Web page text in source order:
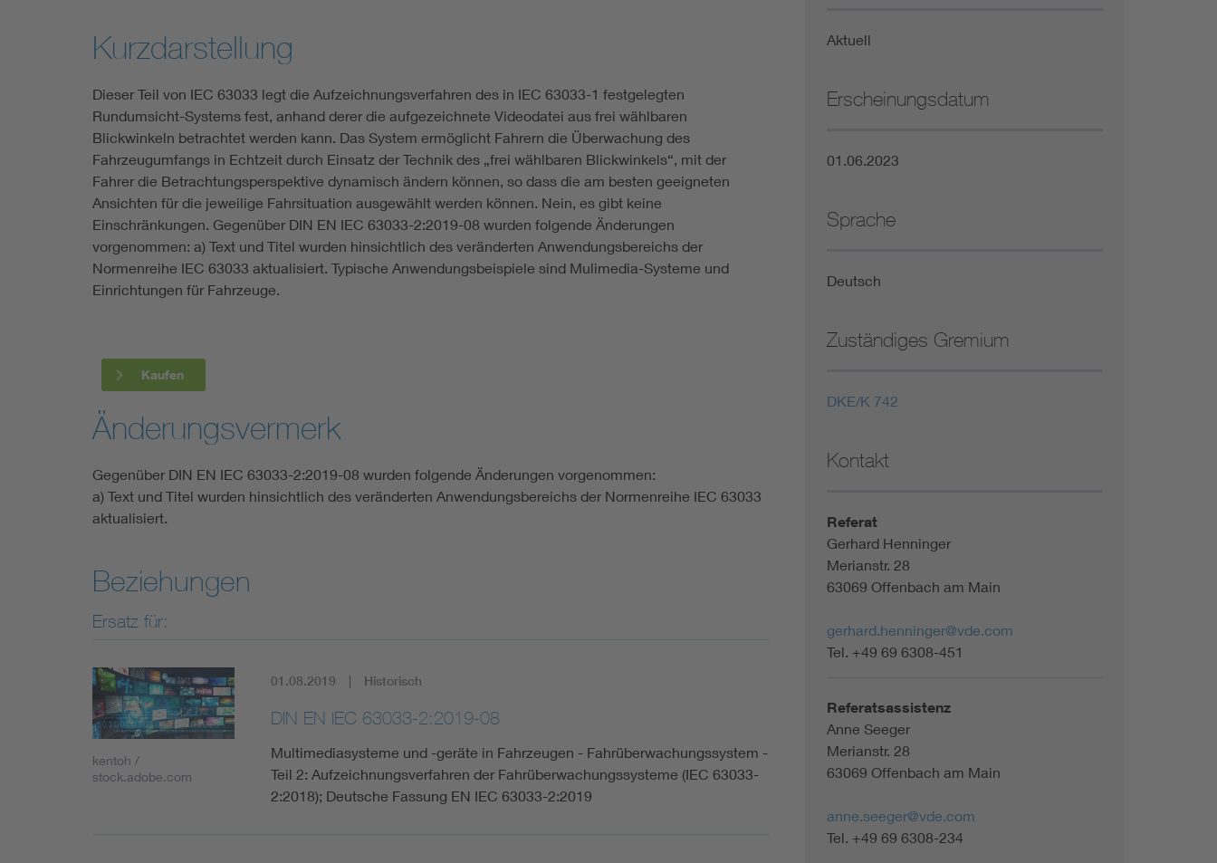
Mobility
Smart Cities
Kurzdarstellung
Dieser Teil von IEC 63033 legt die Aufzeichnungsverfahren des in IEC 63033-1 festgelegten
Rundumsicht-Systems fest, anhand derer die aufgezeichnete Videodatei aus frei wählbaren
Blickwinkeln betrachtet werden kann. Das System ermöglicht Fahrern die Überwachung des
Fahrzeugumfangs in Echtzeit durch Einsatz der Technik des „frei wählbaren Blickwinkels“, mit der
Fahrer die Betrachtungsperspektive dynamisch ändern können, so dass die am besten geeigneten
Ansichten für die jeweilige Fahrsituation ausgewählt werden können. Nein, es gibt keine
Einschränkungen. Gegenüber DIN EN IEC 63033-2:2019-08 wurden folgende Änderungen
vorgenommen: a) Text und Titel wurden hinsichtlich des veränderten Anwendungsbereichs der
Normenreihe IEC 63033 aktualisiert. Typische Anwendungsbeispiele sind Mulimedia-Systeme und
Einrichtungen für Fahrzeuge.
Kaufen
Änderungsvermerk
Gegenüber DIN EN IEC 63033-2:2019-08 wurden folgende Änderungen vorgenommen:
a) Text und Titel wurden hinsichtlich des veränderten Anwendungsbereichs der Normenreihe IEC 63033
aktualisiert.
Beziehungen
Ersatz für:
kentoh /
stock.adobe.com
01.08.2019 Historisch
DIN EN IEC 63033-2:2019-08
Multimediasysteme und -geräte in Fahrzeugen - Fahrüberwachungssystem -
Teil 2: Aufzeichnungsverfahren der Fahrüberwachungssysteme (IEC 63033-
2:2018); Deutsche Fassung EN IEC 63033-2:2019
Aktuell
Erscheinungsdatum
01.06.2023
Sprache
Deutsch
Zuständiges Gremium
DKE/K 742
Kontakt
Referat
Gerhard Henninger
Merianstr. 28
63069 Offenbach am Main
gerhard.henninger@vde.com
Tel. +49 69 6308-451
Referatsassistenz
Anne Seeger
Merianstr. 28
63069 Offenbach am Main
anne.seeger@vde.com
Tel. +49 69 6308-234